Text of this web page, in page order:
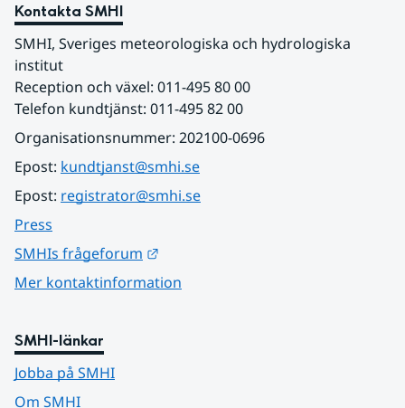
Kontakta SMHI
SMHI, Sveriges meteorologiska och hydrologiska
institut
Reception och växel: 011-495 80 00
Telefon kundtjänst: 011-495 82 00
Organisationsnummer: 202100-0696
Epost: kundtjanst@smhi.se
Epost: registrator@smhi.se
Press
SMHIs frågeforum
Mer kontaktinformation
SMHI-länkar
Jobba på SMHI
Om SMHI